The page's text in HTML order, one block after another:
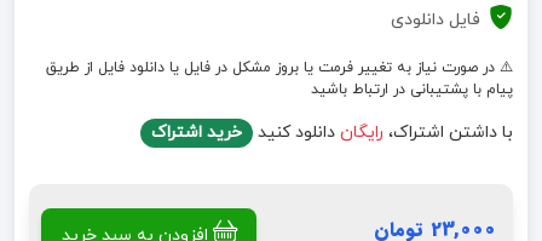
فایل دانلودی
⚠️ در صورت نیاز به تغییر فرمت یا بروز مشکل در فایل یا دانلود فایل از طریق
پیام با پشتیبانی در ارتباط باشید
با داشتن اشتراک، رایگان دانلود کنید خرید اشتراک
23,000 تومان افزودن به سبد خرید